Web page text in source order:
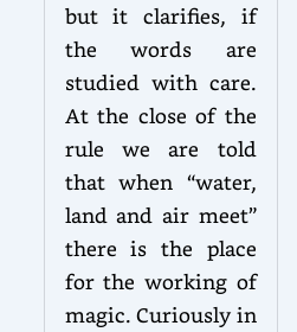
but it clarifies, if
the words are
studied with care.
At the close of the
rule we are told
that when “water,
land and air meet”
there is the place
for the working of
magic. Curiously in